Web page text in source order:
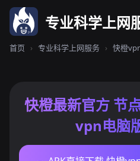
专业科学上网
首页 › 专业科学上网服务 › 快橙
快橙最新官方 节
vpn电脑